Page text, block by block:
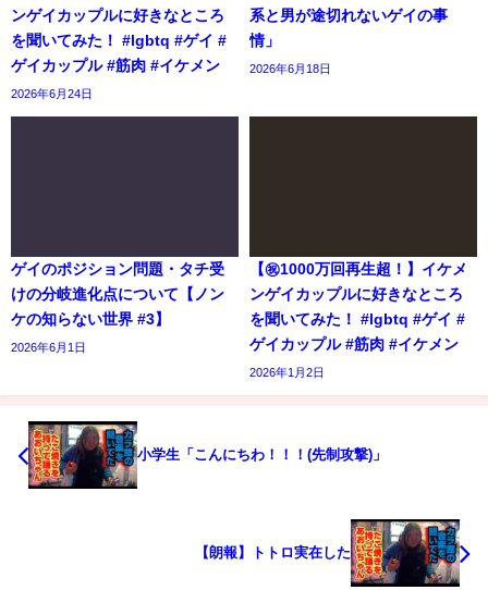
ンゲイカップルに好きなところ
を聞いてみた！ #lgbtq #ゲイ #
ゲイカップル #筋肉 #イケメン
2026年6月24日
系と男が途切れないゲイの事
情」
2026年6月18日
ゲイのポジション問題・タチ受
けの分岐進化点について【ノン
ケの知らない世界 #3】
2026年6月1日
【㊗️1000万回再生超！】イケメ
ンゲイカップルに好きなところ
を聞いてみた！ #lgbtq #ゲイ #
ゲイカップル #筋肉 #イケメン
2026年1月2日
小学生「こんにちわ！！！(先制攻撃)」
【朗報】トトロ実在した